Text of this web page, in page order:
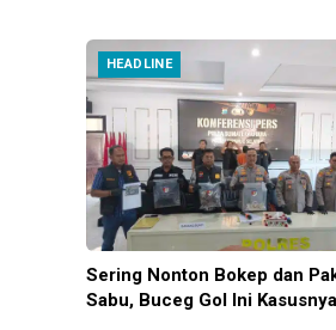
HEADLINE
Sering Nonton Bokep dan
Sabu, Buceg Gol Ini Kasusnya